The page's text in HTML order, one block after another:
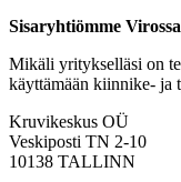
Sisaryhtiömme Virossa
Mikäli yritykselläsi on
käyttämään kiinnike- ja
Kruvikeskus OÜ
Veskiposti TN 2-10
10138 TALLINN